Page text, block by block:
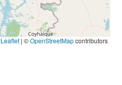
Leaflet | ©OpenStreetMapcontributors